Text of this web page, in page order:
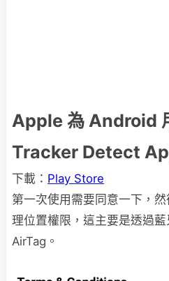
Apple 為 Android
Tracker Detect
下載： Play Store
第一次使用需要同意一下，
理位置權限，這主要是透過
AirTag。